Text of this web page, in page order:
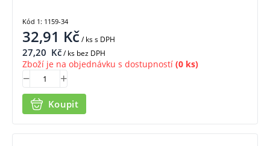
32,91 Kč/ kss DPH
27,20 Kč/ ks bez DPH
Zboží je na objednávku s dostupností (0 ks)
Koupit
Kód 1: 1159-34